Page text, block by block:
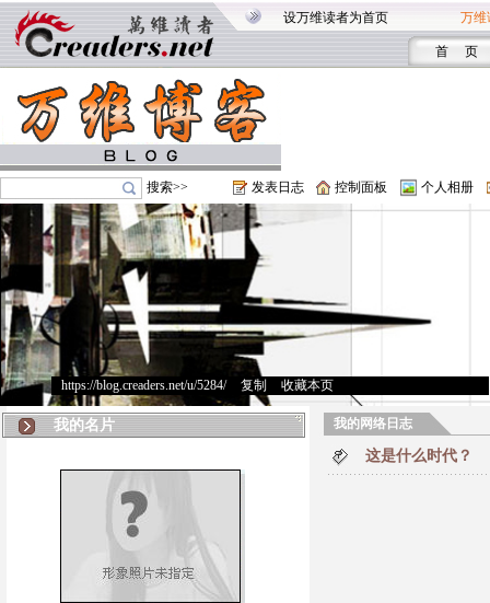
设万维读者为首页 万维
首 页
搜索>> 发表日志 控制面板 个人相册
https://blog.creaders.net/u/5284/> 复制 收藏本页
我的名片 我的网络日志
这是什么时代？